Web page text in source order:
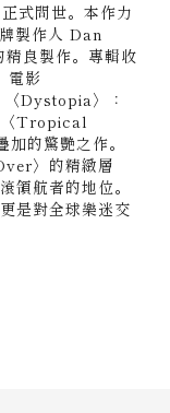
式問世。本作力
製作人 Dan
良製作。專輯收
電影
〈Dystopia〉：
〈Tropical
的驚艷之作。
〉的精緻層
航者的地位。
是對全球樂迷交